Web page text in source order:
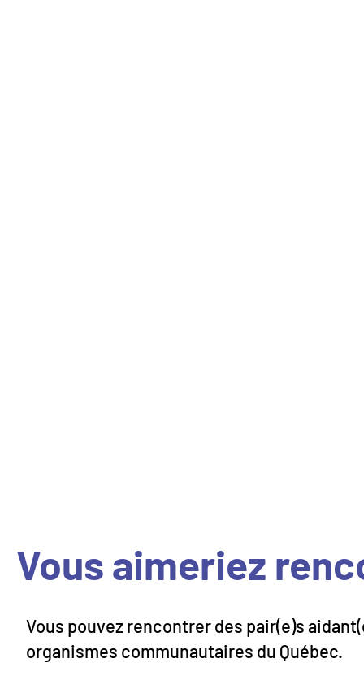
Vous aimeriez
Vous pouvez rencontrer des pair(e)s
organismes communautaires du Québec.